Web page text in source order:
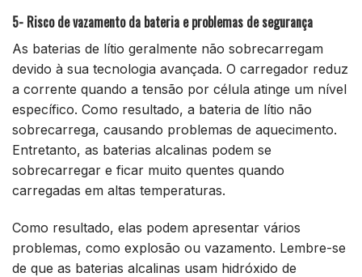
5- Risco de vazamento da bateria e problemas de segurança
As baterias de lítio geralmente não sobrecarregam
devido à sua tecnologia avançada. O carregador reduz
a corrente quando a tensão por célula atinge um nível
específico. Como resultado, a bateria de lítio não
sobrecarrega, causando problemas de aquecimento.
Entretanto, as baterias alcalinas podem se
sobrecarregar e ficar muito quentes quando
carregadas em altas temperaturas.
Como resultado, elas podem apresentar vários
problemas, como explosão ou vazamento. Lembre-se
de que as baterias alcalinas usam hidróxido de